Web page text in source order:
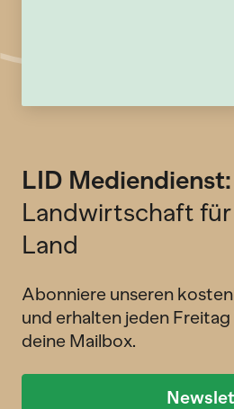
LID Mediendienst:
Landwirtschaft
Land
Abonniere unseren
und erhalten jeden
deine Mailbox.